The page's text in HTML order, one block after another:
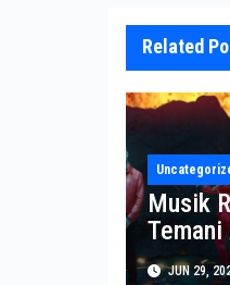
Related
Musik
JUN 29,